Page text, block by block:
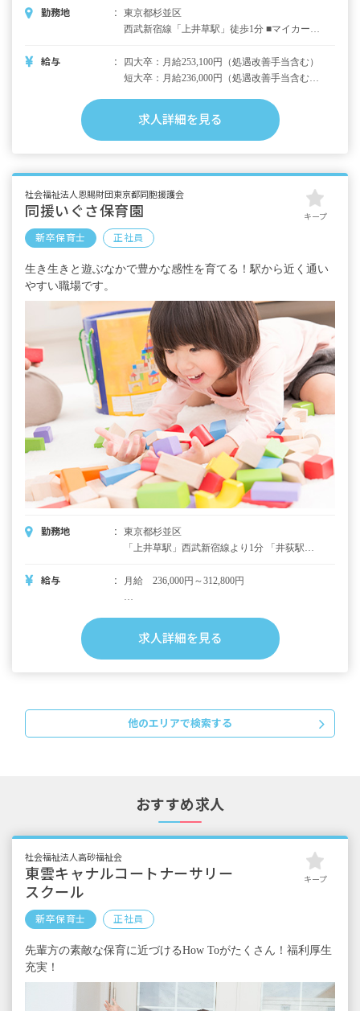
勤務地
東京都杉並区
西武新宿線「上井草駅」徒歩1分 ■マイカー・
は各自近隣駐車場を契約）
給与
四大卒：月給253,100円（処遇改善手当含む）
短大卒：月給236,000円（処遇改善手当含む）
基本給 209,600円（四大卒）192,500円（短大
卒）
処遇改善手当 13,500円
・別途支給手当
住宅手当 月6,000円～19,500円
10,000円※16歳～22歳加算あり
宿舎借上げ制度あり
昇給年1回（4月）昨年実績：5,700円
賞与年2回（6月／12月）昨年実績：計3.6カ月
分
＜モデル年収例＞
四大卒／経験5年目／年収4,100,000円
短大卒／経験5年目／年収3,860,000円
※試用期間6カ月／同条件
求人詳細を見る
社会福祉法人恩賜財団東京都同胞援護会
同援いぐさ保育園
新卒保育士 正社員
キープ
生き生きと遊ぶなかで豊かな感性を育てる！駅から近く通い
やすい職場です。
勤務地
東京都杉並区
「上井草駅」西武新宿線より1分 「井荻駅」
線より13分 「下井草駅」西武新宿線より23分
給与 月給 236,000円～312,800円
手当 規定に準ずる
住宅手当 月4,000円～30,000円（家賃借上げ
制度有）
※試用期間有
求人詳細を見る
他のエリアで検索する
おすすめ求人
社会福祉法人高砂福祉会
東雲キャナルコートナーサリー
スクール
新卒保育士 正社員
キープ
先輩方の素敵な保育に近づけるHow Toがたくさん！福利厚生
充実！